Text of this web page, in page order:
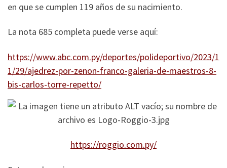
en que se cumplen 119 años de su nacimiento.
La nota 685 completa puede verse aquí:
https://www.abc.com.py/deportes/polideportivo/2023/1
1/29/ajedrez-por-zenon-franco-galeria-de-maestros-8-
bis-carlos-torre-repetto/
https://roggio.com.py/